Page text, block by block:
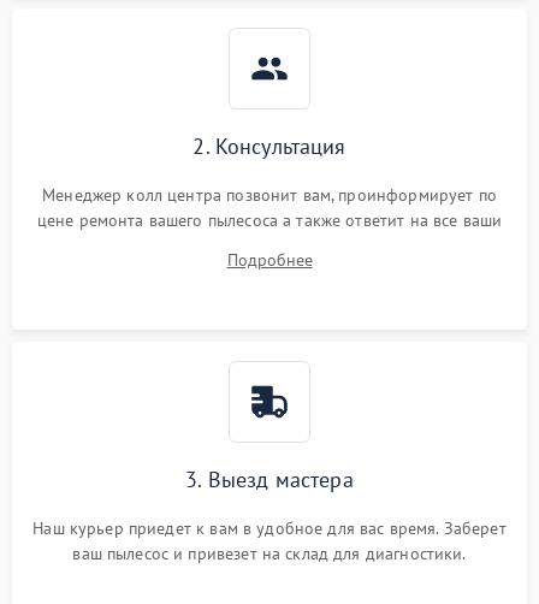
2. Консультация
Менеджер колл центра позвонит вам, проинформирует по
цене ремонта вашего пылесоса а также ответит на все ваши
Подробнее
3. Выезд мастера
Наш курьер приедет к вам в удобное для вас время. Заберет
ваш пылесос и привезет на склад для диагностики.